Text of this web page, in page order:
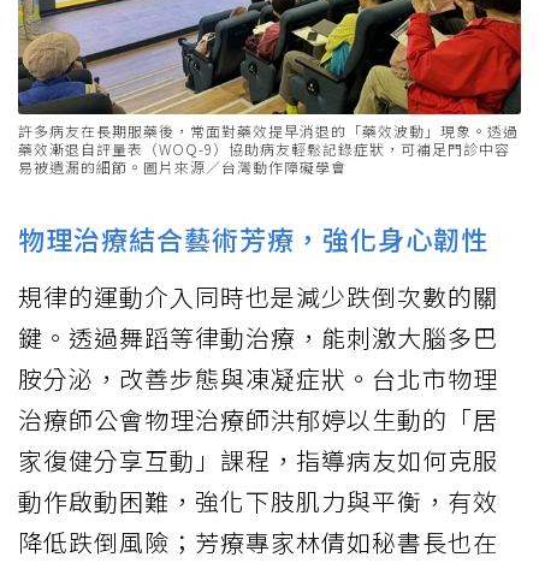
許多病友在長期服藥後，常面對藥效提早消退的「藥效波動」現象。透過
藥效漸退自評量表（WOQ-9）協助病友輕鬆記錄症狀，可補足門診中容
易被遺漏的細節。圖片來源／台灣動作障礙學會
物理治療結合藝術芳療，強化身心韌性
規律的運動介入同時也是減少跌倒次數的關
鍵。透過舞蹈等律動治療，能刺激大腦多巴
胺分泌，改善步態與凍凝症狀。台北市物理
治療師公會物理治療師洪郁婷以生動的「居
家復健分享互動」課程，指導病友如何克服
動作啟動困難，強化下肢肌力與平衡，有效
降低跌倒風險；芳療專家林倩如秘書長也在